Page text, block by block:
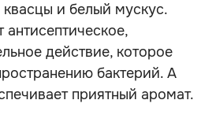
и белый мускус.
действие, которое
бактерий. А
приятный аромат.